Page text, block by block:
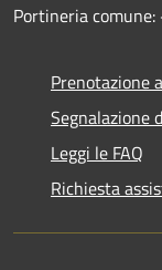
Portineria
Prenotazione
Segnalazione
Leggi le FAQ
Richiesta